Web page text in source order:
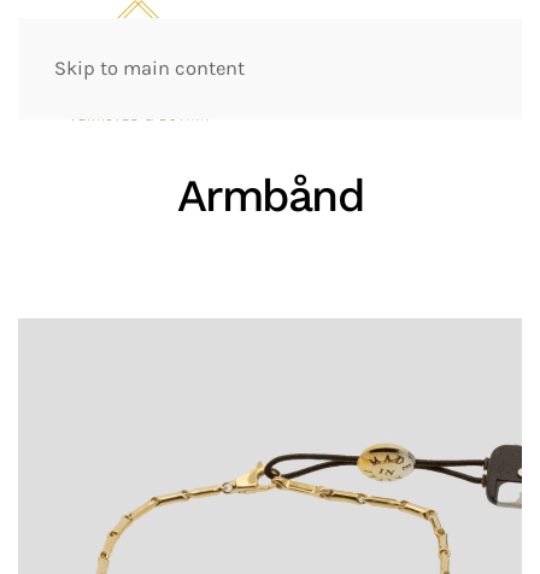
Skip to main content
Armbånd